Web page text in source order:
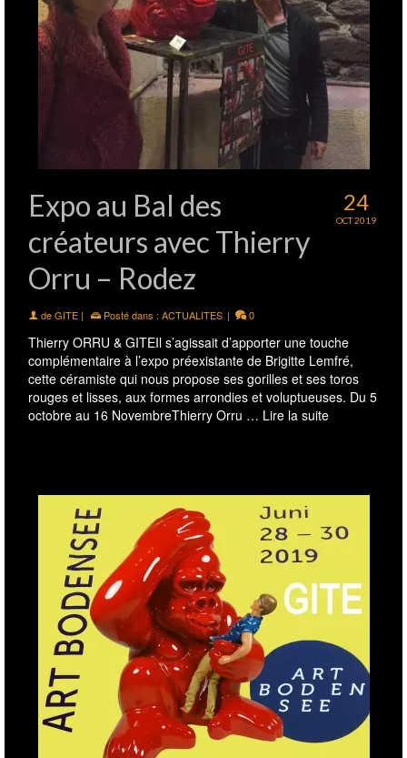
24
OCT 2019
Expo au Bal des
créateurs avec Thierry
Orru – Rodez
deGITE | Posté dans : ACTUALITES | 0
Thierry ORRU & GITEIl s’agissait d’apporter une touche
complémentaire à l’expo préexistante de Brigitte Lemfré,
cette céramiste qui nous propose ses gorilles et ses toros
rouges et lisses, aux formes arrondies et voluptueuses. Du 5
octobre au 16 NovembreThierry Orru … Lire la suite